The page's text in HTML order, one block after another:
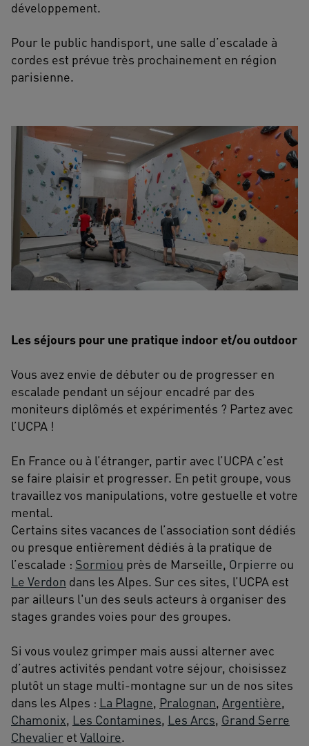
développement.
Pour le public handisport, une salle d’escalade à
cordes est prévue très prochainement en région
parisienne.
Les séjours pour une pratique indoor et/ou outdoor
Vous avez envie de débuter ou de progresser en
escalade pendant un séjour encadré par des
moniteurs diplômés et expérimentés ? Partez avec
l’UCPA !
En France ou à l’étranger, partir avec l’UCPA c’est
se faire plaisir et progresser. En petit groupe, vous
travaillez vos manipulations, votre gestuelle et votre
mental.
Certains sites vacances de l’association sont dédiés
ou presque entièrement dédiés à la pratique de
l’escalade : Sormiou près de Marseille, Orpierre ou
Le Verdon dans les Alpes. Sur ces sites, l’UCPA est
par ailleurs l'un des seuls acteurs à organiser des
stages grandes voies pour des groupes.
Si vous voulez grimper mais aussi alterner avec
d’autres activités pendant votre séjour, choisissez
plutôt un stage multi-montagne sur un de nos sites
dans les Alpes : La Plagne, Pralognan, Argentière,
Chamonix, Les Contamines, Les Arcs, Grand Serre
Chevalier et Valloire.